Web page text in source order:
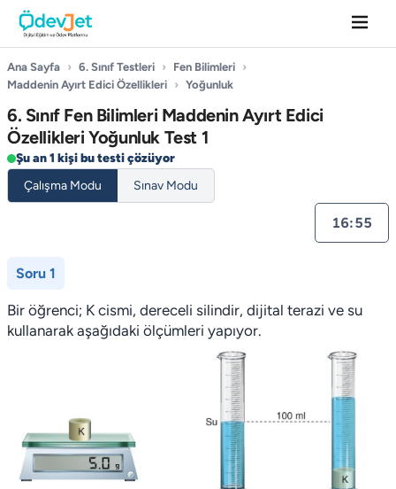
Ana Sayfa › 6. Sınıf Testleri › Fen Bilimleri ›
Maddenin Ayırt Edici Özellikleri › Yoğunluk
6. Sınıf Fen Bilimleri Maddenin Ayırt Edici
Özellikleri Yoğunluk Test 1
Şu an 1 kişi bu testi çözüyor
Çalışma Modu
Sınav Modu
16:55
Soru 1
Bir öğrenci; K cismi, dereceli silindir, dijital terazi ve su
kullanarak aşağıdaki ölçümleri yapıyor.